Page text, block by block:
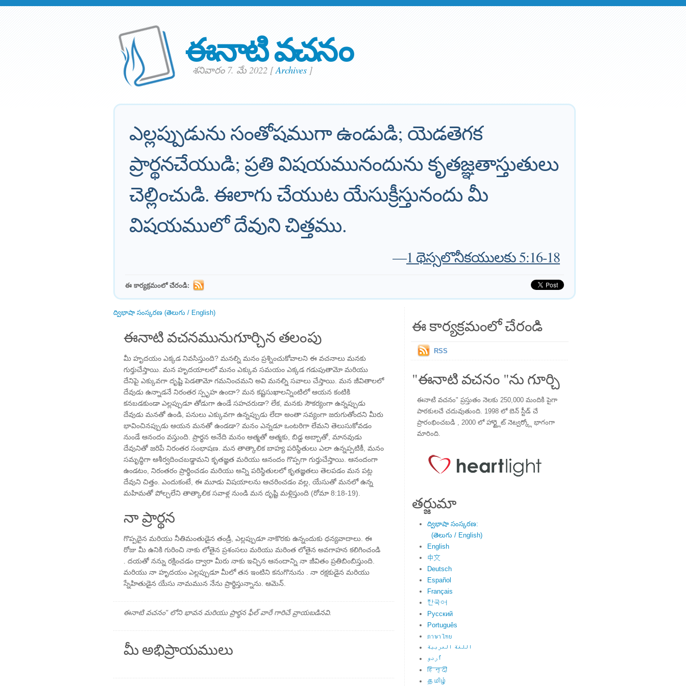
ఈనాటి వచనం
శనివారం 7. మే 2022 [Archives]
ఎల్లప్పుడును సంతోషముగా ఉండుడి; యెడతెగక
ప్రార్థనచేయుడి; ప్రతి విషయమునందును కృతజ్ఞతాస్తుతులు
చెల్లించుడి. ఈలాగు చేయుట యేసుక్రీస్తునందు మీ
విషయములో దేవుని చిత్తము.
—1 థెస్సలొనీకయులకు 5:16-18
ఈ కార్యక్రమంలో చేరండి:
ద్విభాషా సంస్కరణ (తెలుగు / English)
ఈనాటి వచనమునుగూర్చిన తలంపు
మీ హృదయం ఎక్కడ నివసిస్తుంది? మనల్ని మనం ప్రశ్నించుకోవాలని ఈ వచనాలు మనకు
గుర్తుచేస్తాయి. మన హృదయాలలో మనం ఎక్కువ సమయం ఎక్కడ గడుపుతామో మరియు
దేనిపై ఎక్కువగా దృష్టి పెడతామో గమనించమని అవి మనల్ని సవాలు చేస్తాయి. మన జీవితాలలో
దేవుడు ఉన్నాడనే నిరంతర స్పృహ ఉందా? మన కష్టసుఖాలన్నింటిలో ఆయన కంటికి
కనబడకుండా ఎల్లప్పుడూ తోడుగా ఉండే సహచరుడా? లేక, మనకు సౌకర్యంగా ఉన్నప్పుడు
దేవుడు మనతో ఉండి, పనులు ఎక్కువగా ఉన్నప్పుడు లేదా అంతా సవ్యంగా జరుగుతోందని మీరు
భావించినప్పుడు ఆయన మనతో ఉండడా? మనం ఎన్నడూ ఒంటరిగా లేమని తెలుసుకోవడం
నుండే ఆనందం వస్తుంది. ప్రార్థన అనేది మనం ఆత్మతో ఆత్మకు, బిడ్డ అబ్బాతో, మానవుడు
దేవునితో జరిపే నిరంతర సంభాషణ. మన తాత్కాలిక బాహ్య పరిస్థితులు ఎలా ఉన్నప్పటికీ, మనం
సమృద్ధిగా ఆశీర్వదించబడ్డామని కృతజ్ఞత మరియు ఆనందం గొప్పగా గుర్తుచేస్తాయి. ఆనందంగా
ఉండటం, నిరంతరం ప్రార్థించడం మరియు అన్ని పరిస్థితులలో కృతజ్ఞతలు తెలపడం మన పట్ల
దేవుని చిత్తం. ఎందుకంటే, ఈ మూడు విషయాలను ఆచరించడం వల్ల, యేసుతో మనలో ఉన్న
మహిమతో పోల్చలేని తాత్కాలిక సవాళ్ల నుండి మన దృష్టి మళ్లిస్తుంది (రోమా 8:18-19).
నా ప్రార్థన
గొప్పదైన మరియు నీతిమంతుడైన తండ్రీ, ఎల్లప్పుడూ నాకొరకు ఉన్నందుకు ధన్యవాదాలు. ఈ
రోజు మీ ఉనికి గురించి నాకు లోతైన ప్రశంసలు మరియు మరింత లోతైన అవగాహన కలిగించండి
. దయతో నన్ను రక్షించడం ద్వారా మీరు నాకు ఇచ్చిన ఆనందాన్ని నా జీవితం ప్రతిబింబిస్తుంది.
మరియు నా హృదయం ఎల్లప్పుడూ మీలో తన ఇంటిని కనుగొనును . నా రక్షకుడైన మరియు
స్నేహితుడైన యేసు నామమున నేను ప్రార్థిస్తున్నాను. ఆమెన్.
ఈనాటి వచనం" లోని భావన మరియు ప్రార్థన ఫీల్ వారే గారిచే వ్రాయబడినవి.
మీ అభిప్రాయములు
ఈ కార్యక్రమంలో చేరండి
RSS
"ఈనాటి వచనం "ను గూర్చి
ఈనాటి వచనం" ప్రస్తుతం నెలకు 250,000 మందికి పైగా
పాఠకులచే చదువుతుంది. 1998 లో బెన్ స్టీడ్ చే
ప్రారంభించబడి , 2000 లో హార్ట్లైట్ నెట్వర్క్లో భాగంగా
మారింది.
తర్జుమా
ద్విభాషా సంస్కరణ:
(తెలుగు / English)
English
中文
Deutsch
Español
Français
한국어
Русский
Português
ภาษาไทย
اللغة العربية
اُردو
हिन्दी
தமிழ்